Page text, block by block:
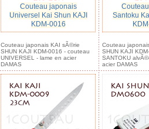
Couteau japonais
Universel Kai Shun KAJI
KDM-0016
Couteau japonais KAI sÃ©rie
SHUN KAJI KDM-0016 - couteau
UNIVERSEL - lame en acier
DAMAS
Santoku
Couteau
SHUN KAJI
SANTOKU
acier DAMAS